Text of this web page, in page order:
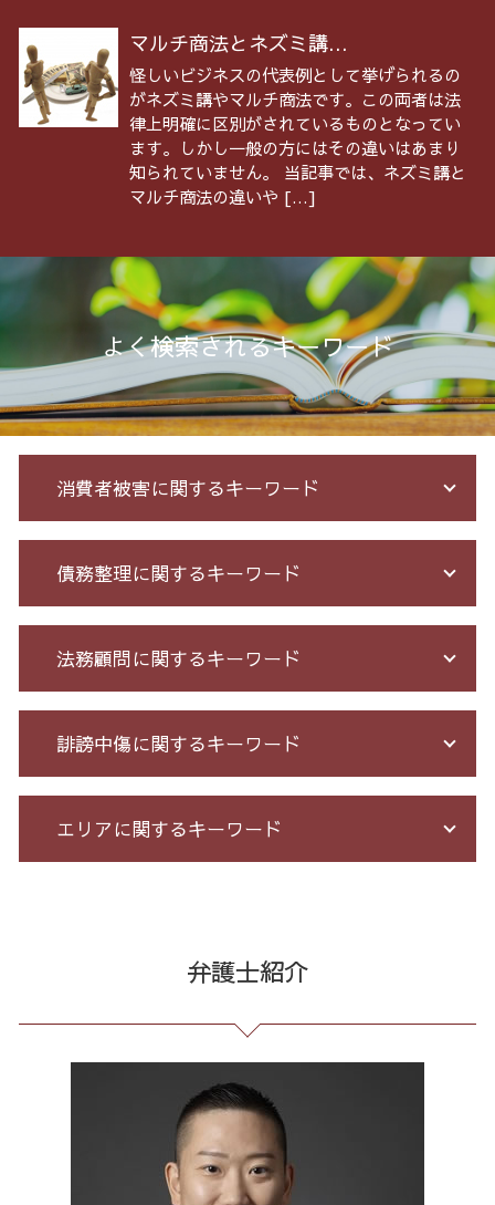
マルチ商法とネズミ講...
怪しいビジネスの代表例として挙げられるの
がネズミ講やマルチ商法です。この両者は法
律上明確に区別がされているものとなってい
ます。しかし一般の方にはその違いはあまり
知られていません。 当記事では、ネズミ講と
マルチ商法の違いや […]
よく検索されるキーワード
消費者被害に関するキーワード
先物 取引 詐欺
投資セミナー 怪しい
詐欺 金銭トラブル
投資 詐欺
未公開株 詐欺
詐欺 泣き寝入り
競馬 予想 詐欺
株 詐欺
詐欺 民事
詐欺 被害届 返金
詐欺 被害者 返金
還付金詐欺 戻ってくる
債務整理に関するキーワード
破産 免責
過払い 利息
債務整理 相談 流れ
個人再生 5年
個人 自己破産 デメリット
サラ金 過払い
破産 保証人
個人再生 債務整理 メリット
個人再生 デメリット メリット
借金 過払い請求 デメリット
自己破産 個人再生 デメリット
借金 個人再生 条件
法務顧問に関するキーワード
会社 法務
有給 取得 トラブル
企業 法務 部
残業代 未払い
不当解雇 労基
顧問 弁護士 メリット
未払い 賃金
セクハラ 相談 解決
戦略法務 とは
予防法務 とは
契約 書 リーガル チェック
誹謗中傷に関するキーワード
誹謗中傷 罪
誹謗中傷 SNS
爆サイ 誹謗中傷
誹謗中傷 削除
情報開示請求 費用
誹謗中傷 どこから
誹謗中傷 被害
誹謗中傷 逮捕
エリアに関するキーワード
誹謗中傷 港区
誹謗中傷 中央区
誹謗中傷 新宿区
架空請求 全国 弁護士
マルチ商法 東京都 相談
労働問題 全国 弁護士
任意整理 23区 相談
架空請求 港区 弁護士
弁護士紹介